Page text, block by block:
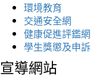
環境教育
交通安全網
健康促進評鑑網
學生獎懲及申訴
宣導網站